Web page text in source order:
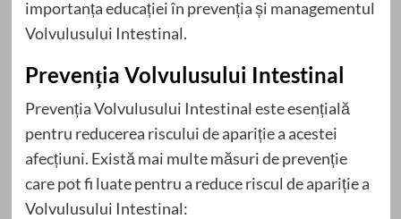
importanța educației în prevenția și managementul
Volvulusului Intestinal.
Prevenția Volvulusului Intestinal
Prevenția Volvulusului Intestinal este esențială
pentru reducerea riscului de apariție a acestei
afecțiuni. Există mai multe măsuri de prevenție
care pot fi luate pentru a reduce riscul de apariție a
Volvulusului Intestinal: